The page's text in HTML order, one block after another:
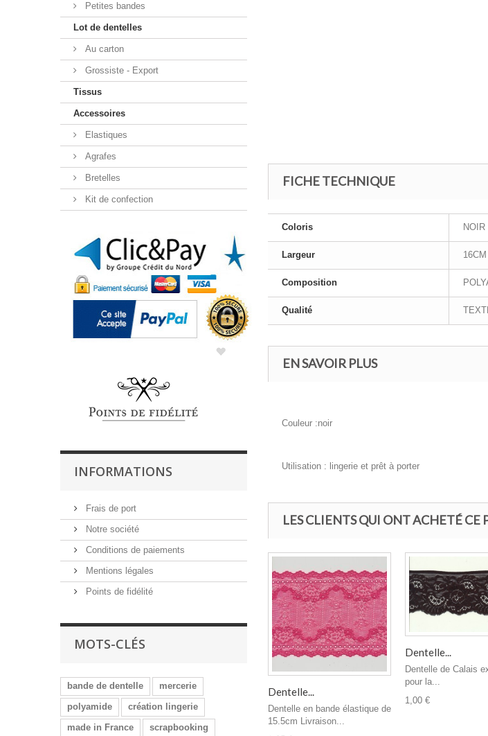
Petites bandes
Lot de dentelles
Au carton
Grossiste - Export
Tissus
Accessoires
Elastiques
Agrafes
Bretelles
Kit de confection
INFORMATIONS
Frais de port
Notre société
Conditions de paiements
Mentions légales
Points de fidélité
MOTS-CLÉS
bande de dentelle
mercerie
polyamide
création lingerie
made in France
scrapbooking
FICHE TECHNIQUE
Coloris NOIR
Largeur 16CM
Composition
Qualité
EN SAVOIR PLUS
Couleur :noir
Utilisation : lingerie et prêt à porter
LES CLIENTS QUI ONT ACHETÉ
Dentelle...
Dentelle en bande élastique de
15.5cm Livraison...
Dentelle...
Dentelle de Calais
pour la...
1,00 €